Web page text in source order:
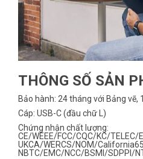
THÔNG SỐ SẢN
Bảo hành: 24 tháng với Bảng vẽ,
Cáp: USB-C (đầu chữ L)
Chứng nhận chất lượng:
CE/WEEE/FCC/CQC/KC/
UKCA/WERCS/NOM/
NBTC/EMC/NCC/BSMI/SDPPI/